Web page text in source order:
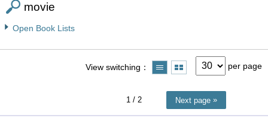
movie
Open Book Lists
View switching per page
1 / 2 Next page